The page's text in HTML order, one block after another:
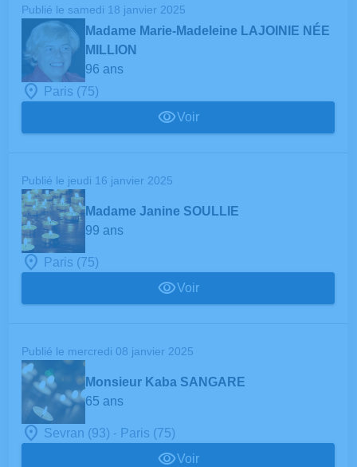
Publié le samedi 18 janvier 2025
Madame Marie-Madeleine LAJOINIE NÉE
MILLION
96 ans
Paris (75)
Voir
Publié le jeudi 16 janvier 2025
Madame Janine SOULLIE
99 ans
Paris (75)
Voir
Publié le mercredi 08 janvier 2025
Monsieur Kaba SANGARE
65 ans
Sevran (93) - Paris (75)
Voir